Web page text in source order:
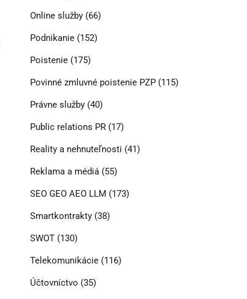
Online služby(66)
Podnikanie(152)
Poistenie(175)
Povinné zmluvné poistenie PZP(115)
Právne služby(40)
Public relations PR(17)
Reality a nehnuteľnosti (41)
Reklama a médiá(55)
SEO GEO AEO LLM (173)
Smartkontrakty(38)
SWOT(130)
Telekomunikácie(116)
Účtovníctvo (35)